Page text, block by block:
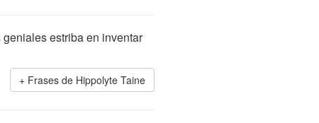
estriba en inventar
Frases de Hippolyte Taine